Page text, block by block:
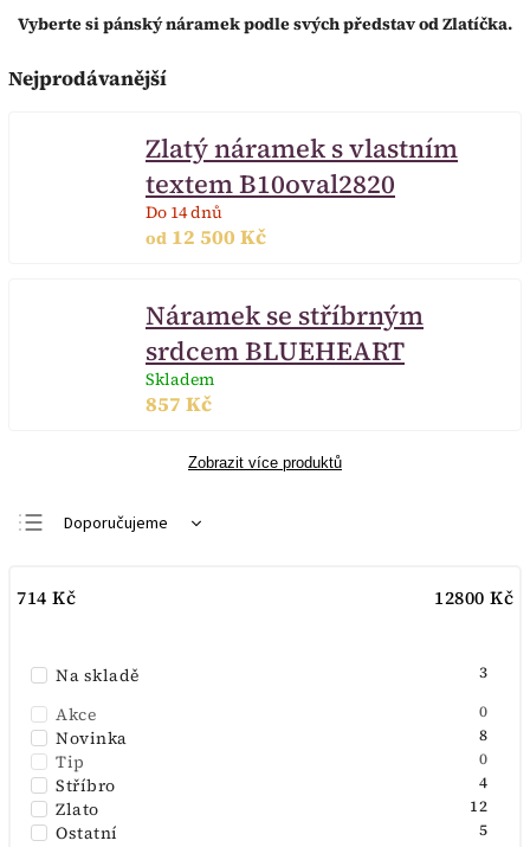
Vyberte si pánský náramek podle svých představ od Zlatíčka.
Nejprodávanější
Zlatý náramek s vlastním
textem B10oval2820
Do 14 dnů
od 12 500 Kč
Náramek se stříbrným
srdcem BLUEHEART
Skladem
857 Kč
Zobrazit více produktů
Doporučujeme
Nejdražší
Abecedně
714 Kč 12800 Kč
Na skladě 3
Akce 0
Novinka 8
Tip 0
Stříbro 4
Zlato 12
Ostatní 5